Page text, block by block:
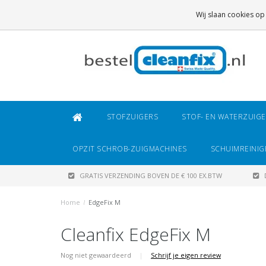
STOFZUIGERS STOF- EN
OPZIT SCHROB-ZUIGMACHINES
GRATIS VERZENDING BOVEN DE € 100 EX.BTW
Home / EdgeFix M
Cleanfix EdgeFix M
Nog niet gewaardeerd | Schrijf je eigen review
Wij slaan cookies